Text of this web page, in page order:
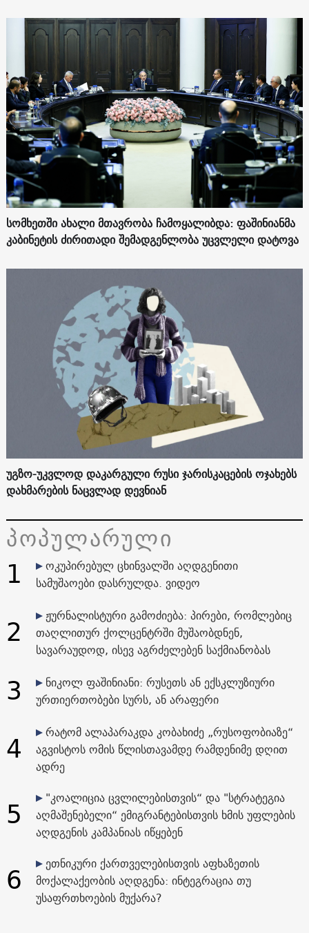
სომხეთში ახალი მთავრობა ჩამოყალიბდა: ფაშინიანმა
კაბინეტის ძირითადი შემადგენლობა უცვლელი დატოვა
უგზო-უკვლოდ დაკარგული რუსი ჯარისკაცების ოჯახებს
დახმარების ნაცვლად დევნიან
პოპულარული
1
ოკუპირებულ ცხინვალში აღდგენითი
სამუშაოები დასრულდა. ვიდეო
2
ჟურნალისტური გამოძიება: პირები, რომლებიც
თაღლითურ ქოლცენტრში მუშაობდნენ,
სავარაუდოდ, ისევ აგრძელებენ საქმიანობას
3
ნიკოლ ფაშინიანი: რუსეთს ან ექსკლუზიური
ურთიერთობები სურს, ან არაფერი
4
რატომ ალაპარაკდა კობახიძე „რუსოფობიაზე“
აგვისტოს ომის წლისთავამდე რამდენიმე დღით
ადრე
5
"კოალიცია ცვლილებისთვის“ და "სტრატეგია
აღმაშენებელი“ ემიგრანტებისთვის ხმის უფლების
აღდგენის კამპანიას იწყებენ
6
ეთნიკური ქართველებისთვის აფხაზეთის
მოქალაქეობის აღდგენა: ინტეგრაცია თუ
უსაფრთხოების მუქარა?